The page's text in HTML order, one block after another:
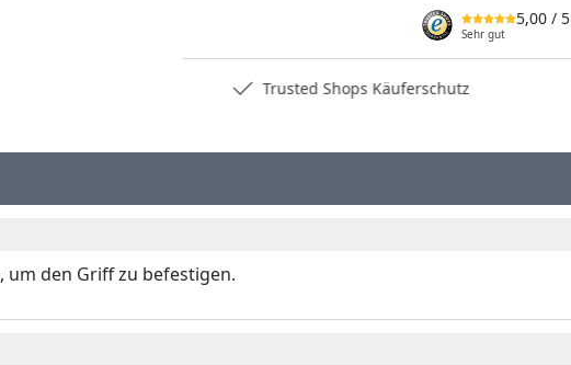
5,00 / 5
Sehr gut
Trusted Shops Käuferschutz
, um den Griff zu befestigen.